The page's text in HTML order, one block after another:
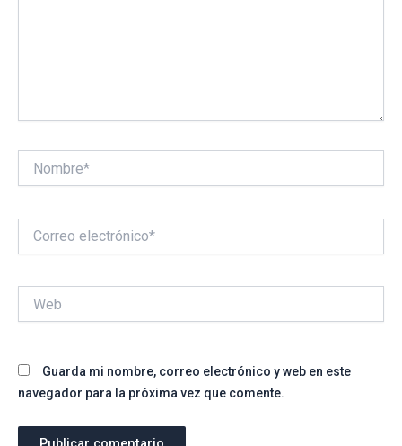
electrónico*
Guarda mi nombre, correo electrónico y web en este
navegador para la próxima vez que comente.